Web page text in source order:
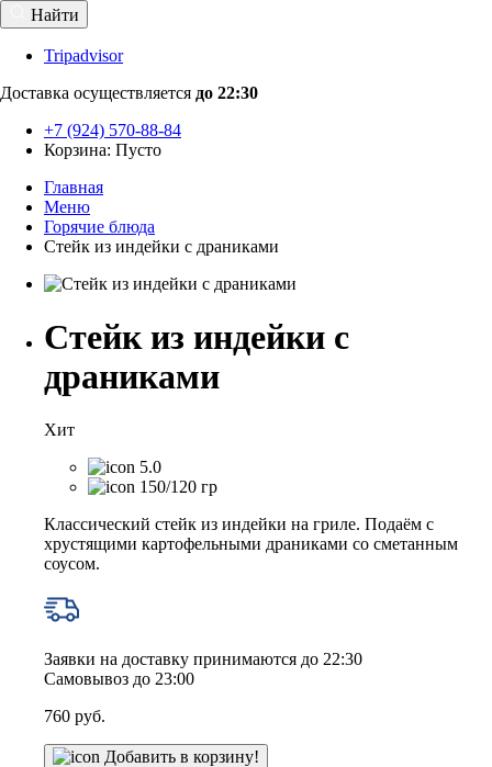
Найти
Tripadvisor
Доставка осуществляется до 22:30
+7 (924) 570-88-84
Корзина: Пусто
Главная
Меню
Горячие блюда
Стейк из индейки с драниками
Стейк из индейки с
драниками
Хит
5.0
150/120 гр
Классический стейк из индейки на гриле. Подаём с
хрустящими картофельными драниками со сметанным
соусом.
Заявки на доставку принимаются до 22:30
Самовывоз до 23:00
760 руб.
Добавить в корзину!